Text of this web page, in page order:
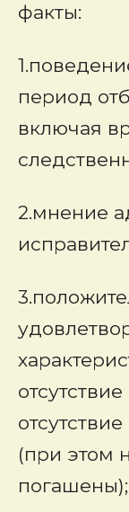
факты:
период
включая
2.мнение
(при этом
погашены);